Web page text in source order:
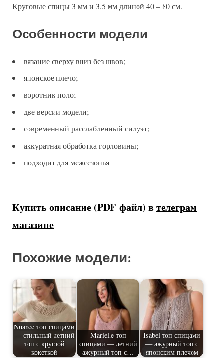
Круговые спицы 3 мм и 3,5 мм длиной 40 – 80 см.
Особенности модели
вязание сверху вниз без швов;
японское плечо;
воротник поло;
две версии модели;
современный расслабленный силуэт;
аккуратная обработка горловины;
подходит для межсезонья.
Купить описание (PDF файл) втелеграм
магазине
Похожие модели:
Nuance топ спицами
— стильный летний
топ с круглой
кокеткой
Marielle топ
спицами — летний
ажурный топ с…
Isabel топ спицами
— ажурный топ с
японским плечом